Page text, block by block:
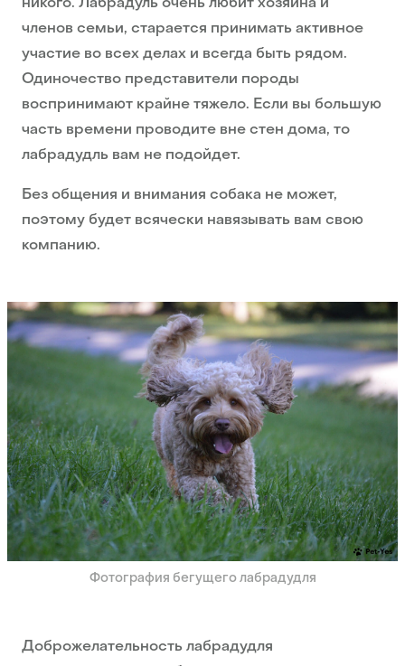
никого. Лабрадуль очень любит хозяина и
членов семьи, старается принимать активное
участие во всех делах и всегда быть рядом.
Одиночество представители породы
воспринимают крайне тяжело. Если вы большую
часть времени проводите вне стен дома, то
лабрадудль вам не подойдет.
Без общения и внимания собака не может,
поэтому будет всячески навязывать вам свою
компанию.
Фотография бегущего лабрадудля
Доброжелательность лабрадудля